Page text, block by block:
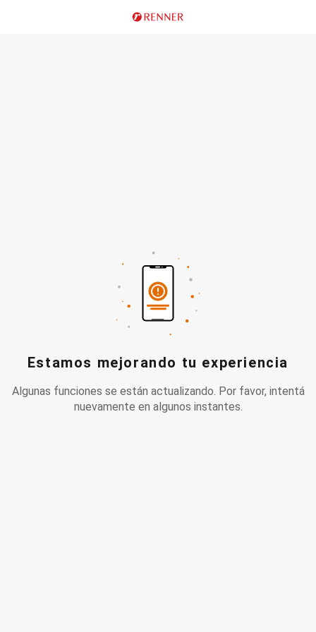
Estamos mejorando tu experiencia
Algunas funciones se están actualizando. Por favor, intentá
nuevamente en algunos instantes.